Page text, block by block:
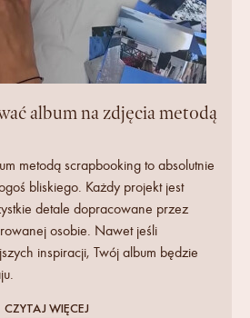
album na zdjęcia metodą
metodą scrapbooking to absolutnie
bliskiego. Każdy projekt jest
detale dopracowane przez
osobie. Nawet jeśli
inspiracji, Twój album będzie
CZYTAJ WIĘCEJ